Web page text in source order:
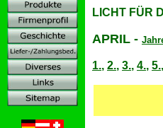
LICHT FÜR
APRIL -
1., 2., 3., 4., 5.,